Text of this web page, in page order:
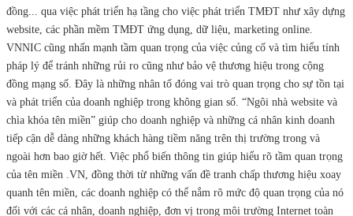
đồng... qua việc phát triển hạ tầng cho việc phát triển TMĐT như xây dựng
website, các phần mềm TMĐT ứng dụng, dữ liệu, marketing online.
VNNIC cũng nhấn mạnh tầm quan trọng của việc củng cố và tìm hiểu tính
pháp lý để tránh những rủi ro cũng như bảo vệ thương hiệu trong cộng
đồng mạng số. Đây là những nhân tố đóng vai trò quan trọng cho sự tồn tại
và phát triển của doanh nghiệp trong không gian số. “Ngôi nhà website và
chìa khóa tên miền” giúp cho doanh nghiệp và những cá nhân kinh doanh
tiếp cận dễ dàng những khách hàng tiềm năng trên thị trường trong và
ngoài hơn bao giờ hết. Việc phổ biến thông tin giúp hiểu rõ tầm quan trọng
của tên miền .VN, đồng thời từ những vấn đề tranh chấp thương hiệu xoay
quanh tên miền, các doanh nghiệp có thể nắm rõ mức độ quan trọng của nó
đối với các cá nhân, doanh nghiệp, đơn vị trong môi trường Internet toàn